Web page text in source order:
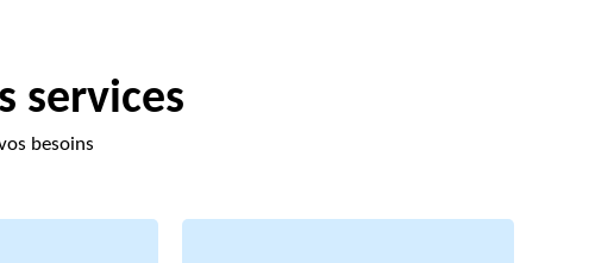
services
besoins